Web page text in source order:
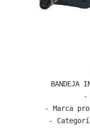
BANDEJA
-
- Marca
-